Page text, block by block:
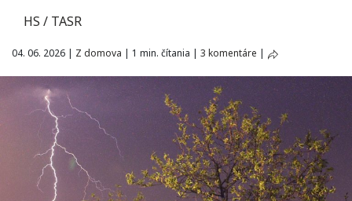
HS / TASR
04. 06. 2026 | Z domova | 1 min. čítania | 3 komentáre |